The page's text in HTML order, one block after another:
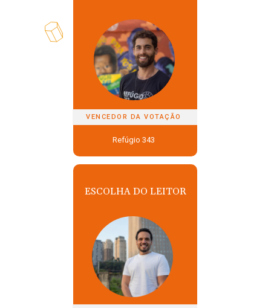
Refúgio 343
VENCEDOR DA VOTAÇÃO
ESCOLHA DO LEITOR